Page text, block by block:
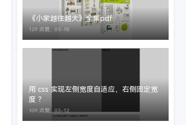
《小家越住越大》全集pdf
129 点赞， 03-18
用 css 实现左侧宽度自适应，右侧固定宽
度 ？
109 点赞， 03-12